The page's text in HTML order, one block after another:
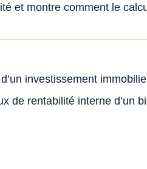
et montre comment le
investissement
de rentabilité interne d’un